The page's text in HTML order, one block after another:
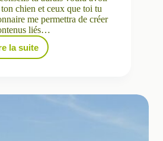
chien et ceux que toi tu
me permettra de créer
liés…
la suite
Quels
sont